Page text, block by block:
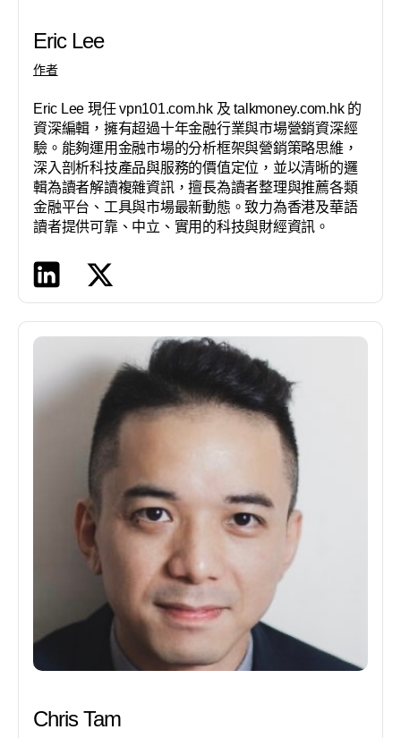
Eric Lee
作者
Eric Lee 現任 vpn101.com.hk 及 talkmoney.com.hk 的
資深編輯，擁有超過十年金融行業與市場營銷資深經
驗。能夠運用金融市場的分析框架與營銷策略思維，
深入剖析科技產品與服務的價值定位，並以清晰的邏
輯為讀者解讀複雜資訊，擅長為讀者整理與推薦各類
金融平台、工具與市場最新動態。致力為香港及華語
讀者提供可靠、中立、實用的科技與財經資訊。
Chris Tam